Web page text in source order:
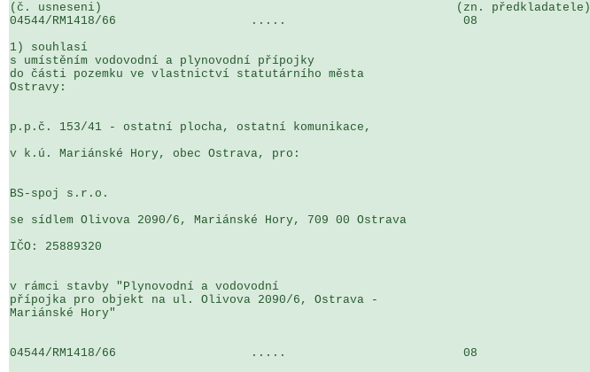
(č. usneseni)                                                  (zn. předkladatele)
04544/RM1418/66                   .....                         08
1) souhlasí
s umístěním vodovodní a plynovodní přípojky
do části pozemku ve vlastnictví statutárního města
Ostravy:
p.p.č. 153/41 - ostatní plocha, ostatní komunikace,
v k.ú. Mariánské Hory, obec Ostrava, pro:
BS-spoj s.r.o.
se sídlem Olivova 2090/6, Mariánské Hory, 709 00 Ostrava
IČO: 25889320
v rámci stavby "Plynovodní a vodovodní
přípojka pro objekt na ul. Olivova 2090/6, Ostrava -
Mariánské Hory"
04544/RM1418/66                   .....                         08